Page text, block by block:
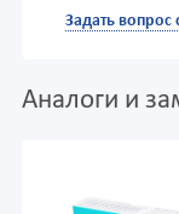
Задать вопрос
Аналоги и